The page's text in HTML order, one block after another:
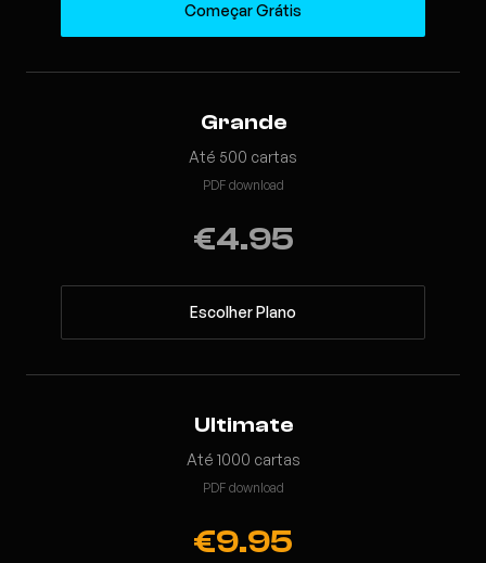
Começar Grátis
Grande
Até 500 cartas
PDF download
€4.95
Escolher Plano
Ultimate
Até 1000 cartas
PDF download
€9.95